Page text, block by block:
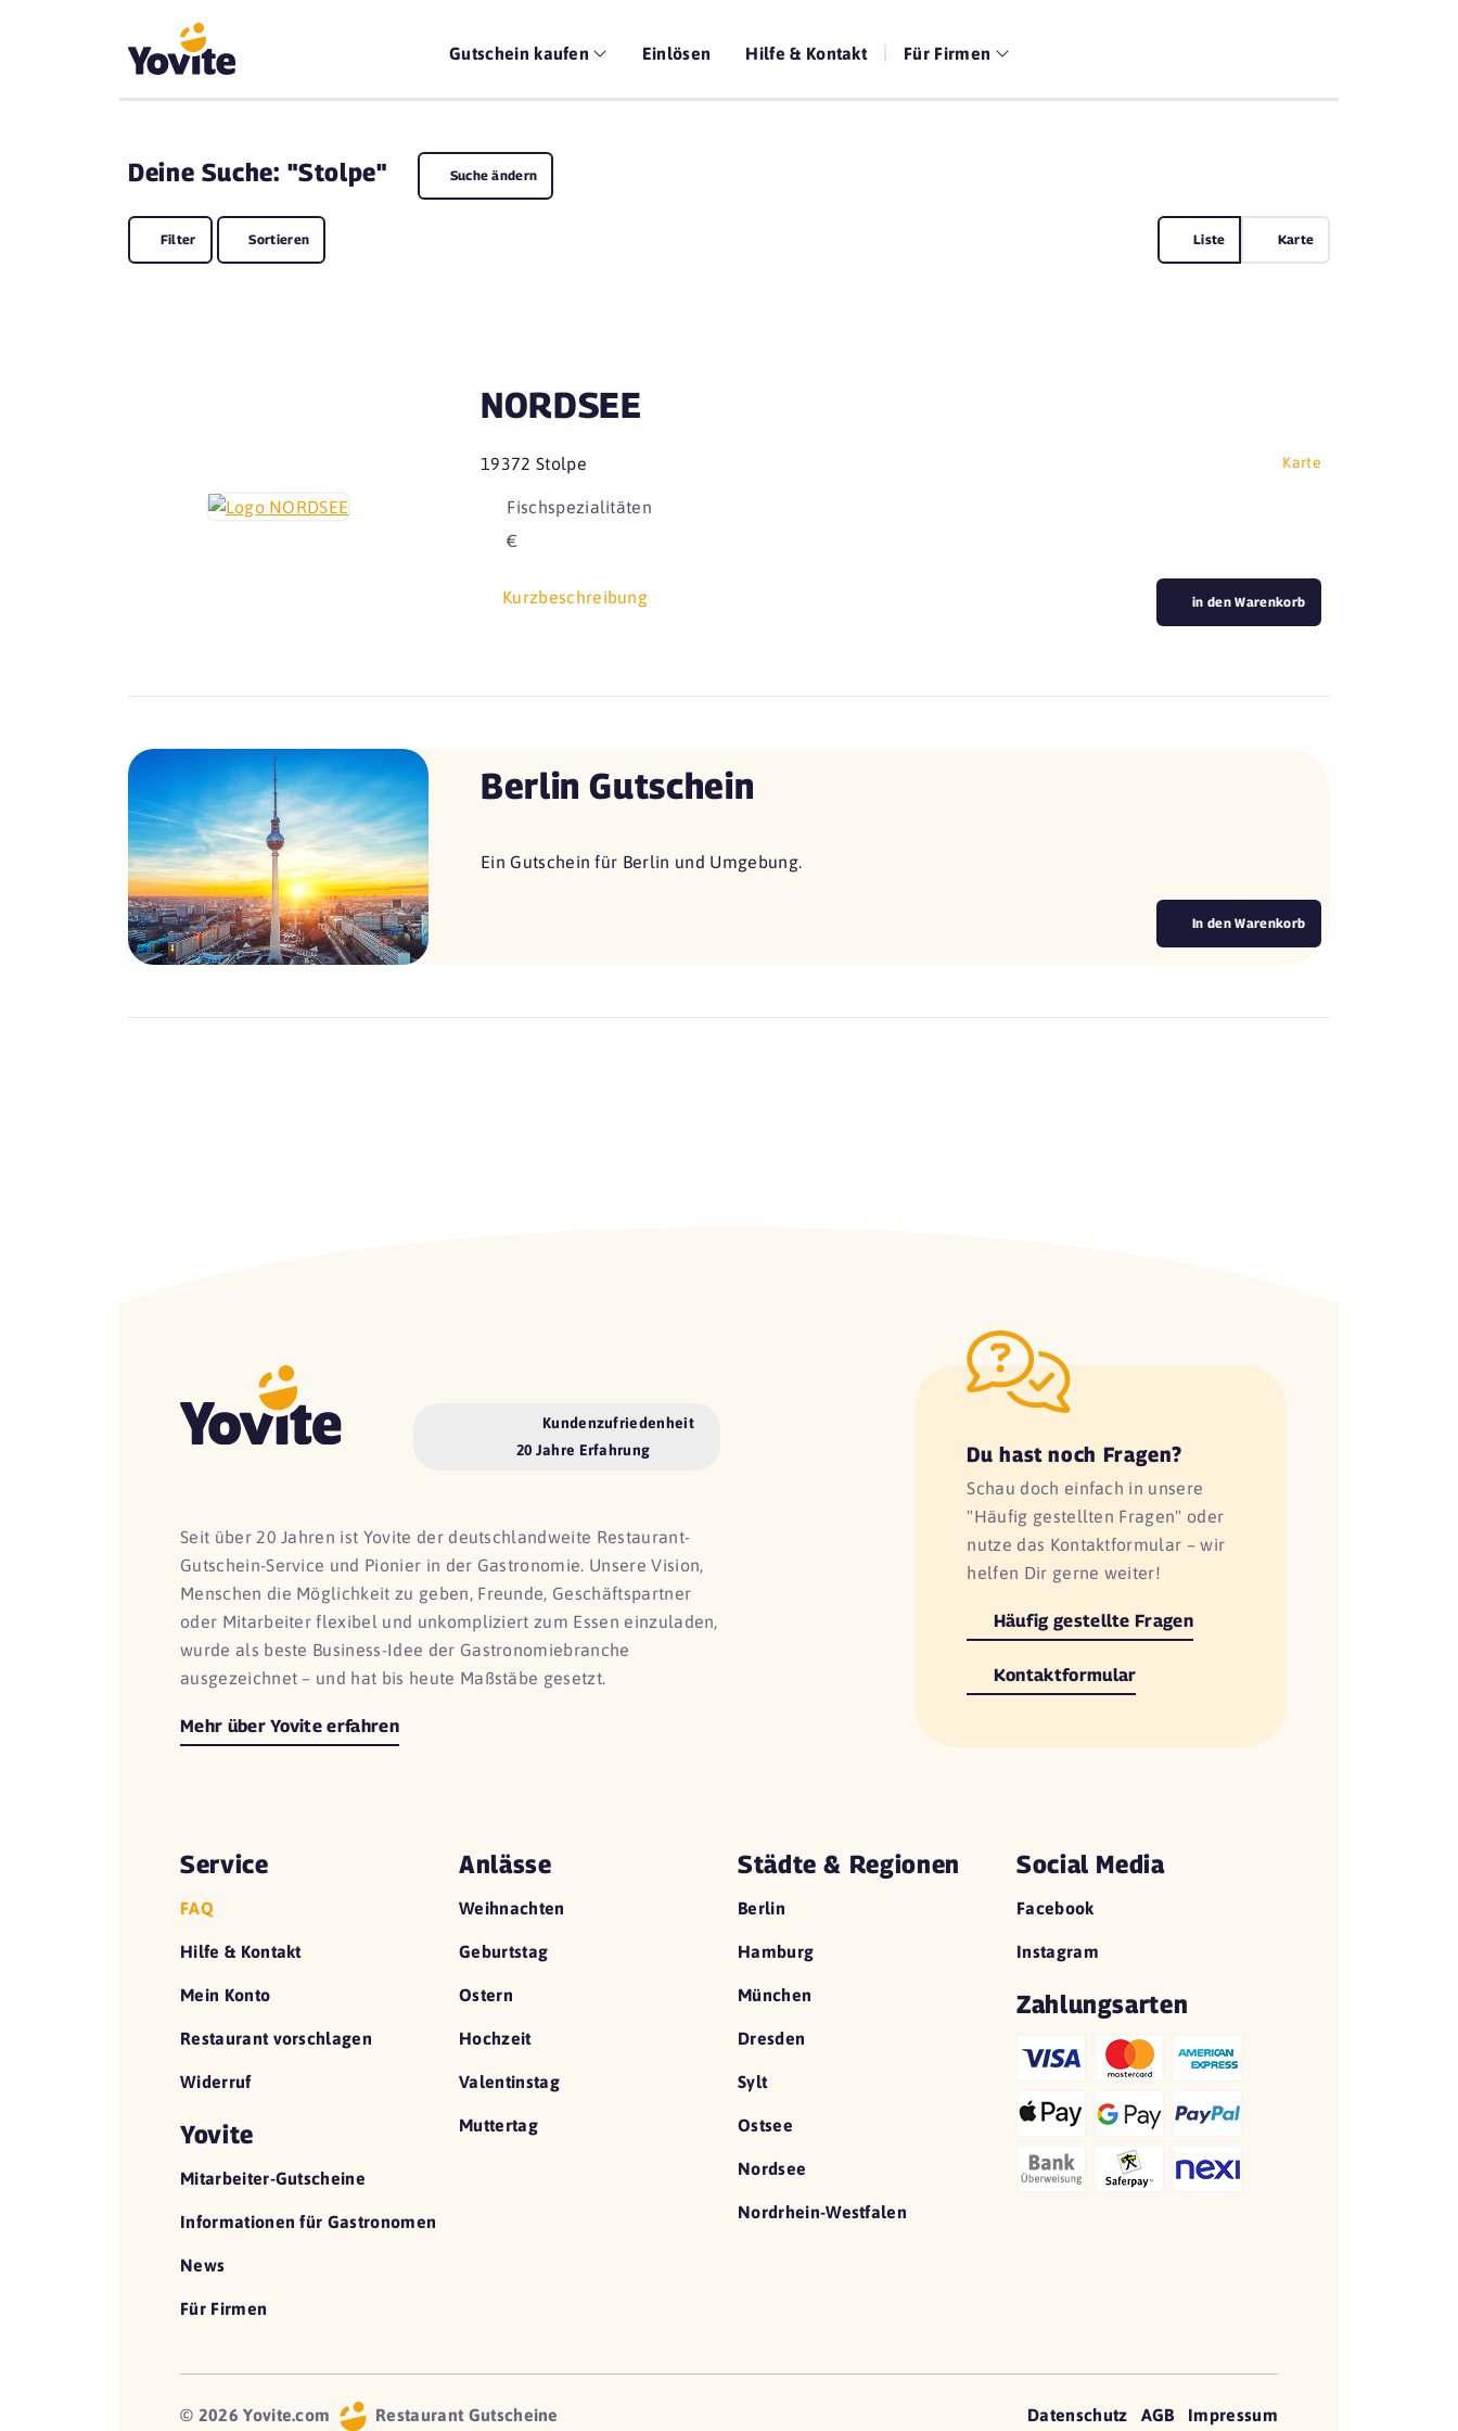
Gutschein kaufen Einlösen Hilfe & Kontakt Für Firmen
Deine Suche: "Stolpe" Suche ändern
Filter Sortieren Liste Karte
NORDSEE
19372 Stolpe Karte
Fischspezialitäten
€
Kurzbeschreibung in den Warenkorb
Berlin Gutschein
Ein Gutschein für Berlin und Umgebung.
In den Warenkorb
Kundenzufriedenheit
20 Jahre Erfahrung
Seit über 20 Jahren ist Yovite der deutschlandweite Restaurant-
Gutschein-Service und Pionier in der Gastronomie. Unsere Vision,
Menschen die Möglichkeit zu geben, Freunde, Geschäftspartner
oder Mitarbeiter flexibel und unkompliziert zum Essen einzuladen,
wurde als beste Business-Idee der Gastronomiebranche
ausgezeichnet – und hat bis heute Maßstäbe gesetzt.
Mehr über Yovite erfahren
Du hast noch Fragen?
Schau doch einfach in unsere
"Häufig gestellten Fragen" oder
nutze das Kontaktformular – wir
helfen Dir gerne weiter!
Häufig gestellte Fragen
Kontaktformular
Service
FAQ
Hilfe & Kontakt
Mein Konto
Restaurant vorschlagen
Widerruf
Yovite
Mitarbeiter-Gutscheine
Informationen für Gastronomen
News
Für Firmen
Anlässe
Weihnachten
Geburtstag
Ostern
Hochzeit
Valentinstag
Muttertag
Städte & Regionen
Berlin
Hamburg
München
Dresden
Sylt
Ostsee
Nordsee
Nordrhein-Westfalen
Social Media
Facebook
Instagram
Zahlungsarten
© 2026 Yovite.com Restaurant Gutscheine Datenschutz AGB Impressum